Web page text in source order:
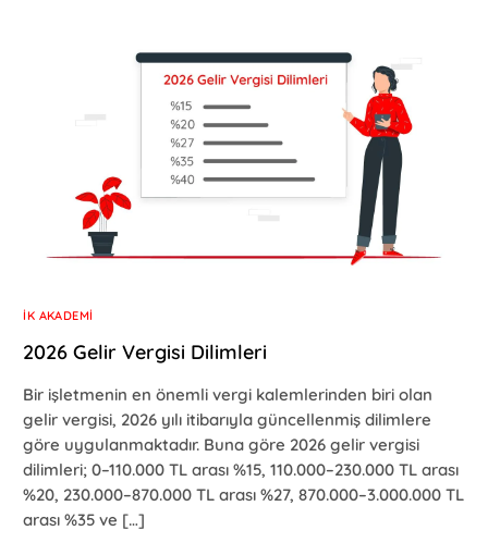
İK AKADEMI
2026 Gelir Vergisi Dilimleri
Bir işletmenin en önemli vergi kalemlerinden biri olan
gelir vergisi, 2026 yılı itibarıyla güncellenmiş dilimlere
göre uygulanmaktadır. Buna göre 2026 gelir vergisi
dilimleri; 0–110.000 TL arası %15, 110.000–230.000 TL arası
%20, 230.000–870.000 TL arası %27, 870.000–3.000.000 TL
arası %35 ve […]